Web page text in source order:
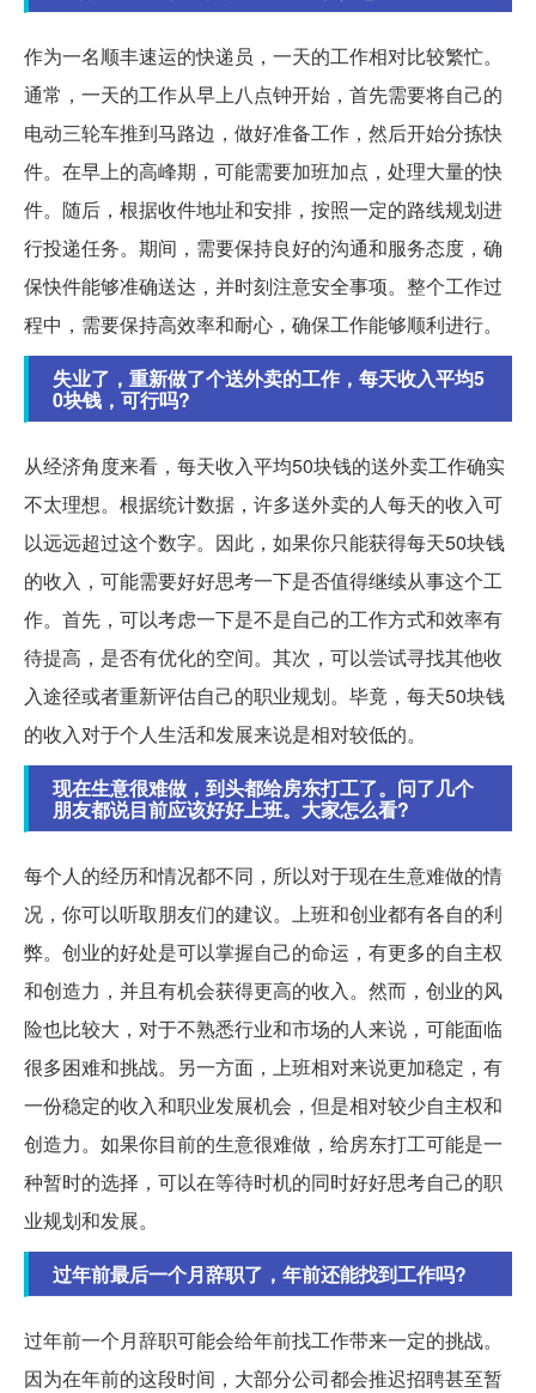
作为一名顺丰速运的快递员，一天的工作相对比较繁忙。
通常，一天的工作从早上八点钟开始，首先需要将自己的
电动三轮车推到马路边，做好准备工作，然后开始分拣快
件。在早上的高峰期，可能需要加班加点，处理大量的快
件。随后，根据收件地址和安排，按照一定的路线规划进
行投递任务。期间，需要保持良好的沟通和服务态度，确
保快件能够准确送达，并时刻注意安全事项。整个工作过
程中，需要保持高效率和耐心，确保工作能够顺利进行。
失业了，重新做了个送外卖的工作，每天收入平均5
0块钱，可行吗?
从经济角度来看，每天收入平均50块钱的送外卖工作确实
不太理想。根据统计数据，许多送外卖的人每天的收入可
以远远超过这个数字。因此，如果你只能获得每天50块钱
的收入，可能需要好好思考一下是否值得继续从事这个工
作。首先，可以考虑一下是不是自己的工作方式和效率有
待提高，是否有优化的空间。其次，可以尝试寻找其他收
入途径或者重新评估自己的职业规划。毕竟，每天50块钱
的收入对于个人生活和发展来说是相对较低的。
现在生意很难做，到头都给房东打工了。问了几个
朋友都说目前应该好好上班。大家怎么看?
每个人的经历和情况都不同，所以对于现在生意难做的情
况，你可以听取朋友们的建议。上班和创业都有各自的利
弊。创业的好处是可以掌握自己的命运，有更多的自主权
和创造力，并且有机会获得更高的收入。然而，创业的风
险也比较大，对于不熟悉行业和市场的人来说，可能面临
很多困难和挑战。另一方面，上班相对来说更加稳定，有
一份稳定的收入和职业发展机会，但是相对较少自主权和
创造力。如果你目前的生意很难做，给房东打工可能是一
种暂时的选择，可以在等待时机的同时好好思考自己的职
业规划和发展。
过年前最后一个月辞职了，年前还能找到工作吗?
过年前一个月辞职可能会给年前找工作带来一定的挑战。
因为在年前的这段时间，大部分公司都会推迟招聘甚至暂